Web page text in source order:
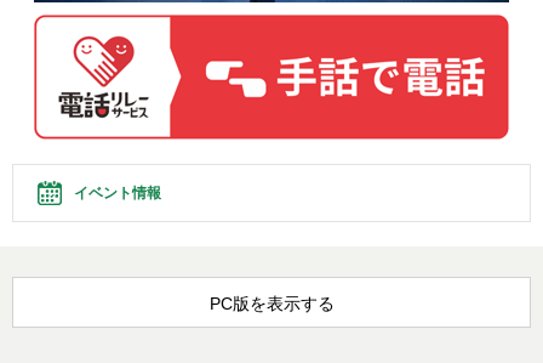
イベント情報
PC版を表示する